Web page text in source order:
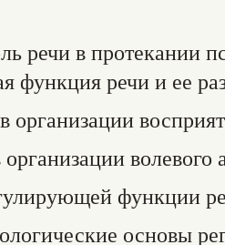
речи в протекании
функция речи и ее
организации
волевого
функции
основы